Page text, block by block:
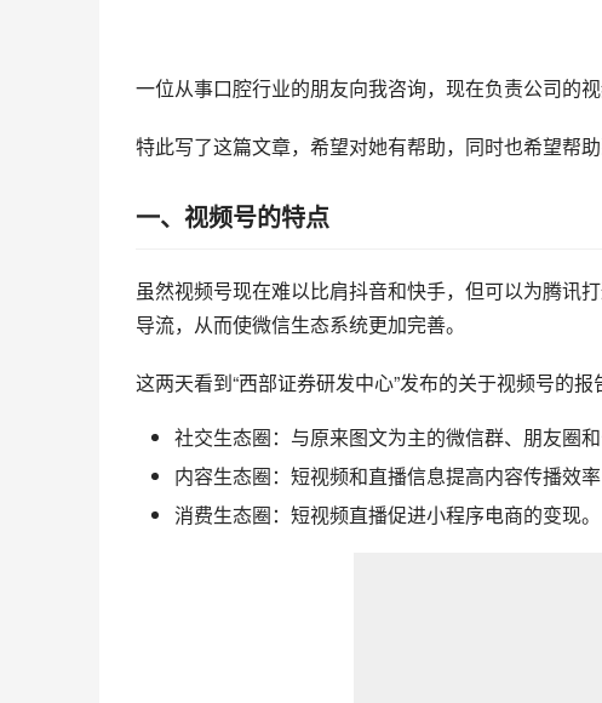
一位从事口腔行业的朋友向我咨询，现在负责公司的
特此写了这篇文章，希望对她有帮助，同时也希望帮
一、视频号的特点
虽然视频号现在难以比肩抖音和快手，但可以为腾讯
导流，从而使微信生态系统更加完善。
这两天看到“西部证券研发中心”发布的关于视频号的报
社交生态圈：与原来图文为主的微信群、朋友圈
内容生态圈：短视频和直播信息提高内容传播效
消费生态圈：短视频直播促进小程序电商的变现。